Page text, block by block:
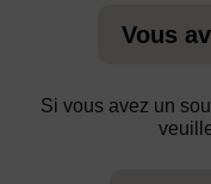
Vous
Si vous avez un